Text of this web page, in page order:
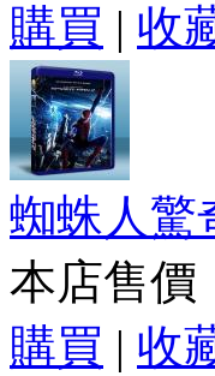
購買 | 收
蜘蛛人驚
本店售價
購買 | 收